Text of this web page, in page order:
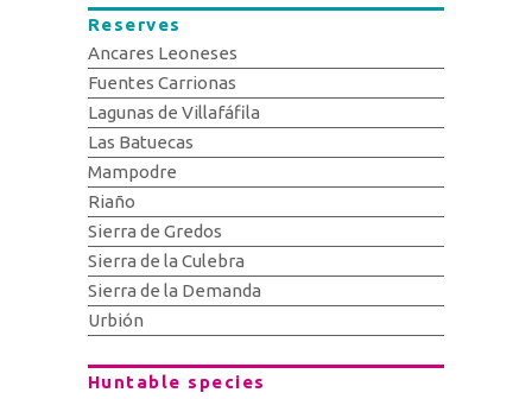
Reserves
Ancares Leoneses
Fuentes Carrionas
Lagunas de Villafáfila
Las Batuecas
Mampodre
Riaño
Sierra de Gredos
Sierra de la Culebra
Sierra de la Demanda
Urbión
Huntable species